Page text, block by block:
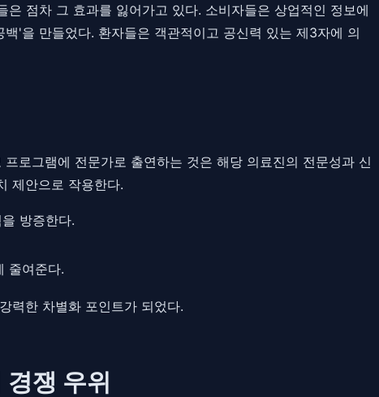
점차 그 효과를 잃어가고 있다. 소비자들은 상업적인 정보에
'을 만들었다. 환자들은 객관적이고 공신력 있는 제3자에 의
로그램에 전문가로 출연하는 것은 해당 의료진의 전문성과 신
제안으로 작용한다.
방증한다.
줄여준다.
력한 차별화 포인트가 되었다.
쟁 우위